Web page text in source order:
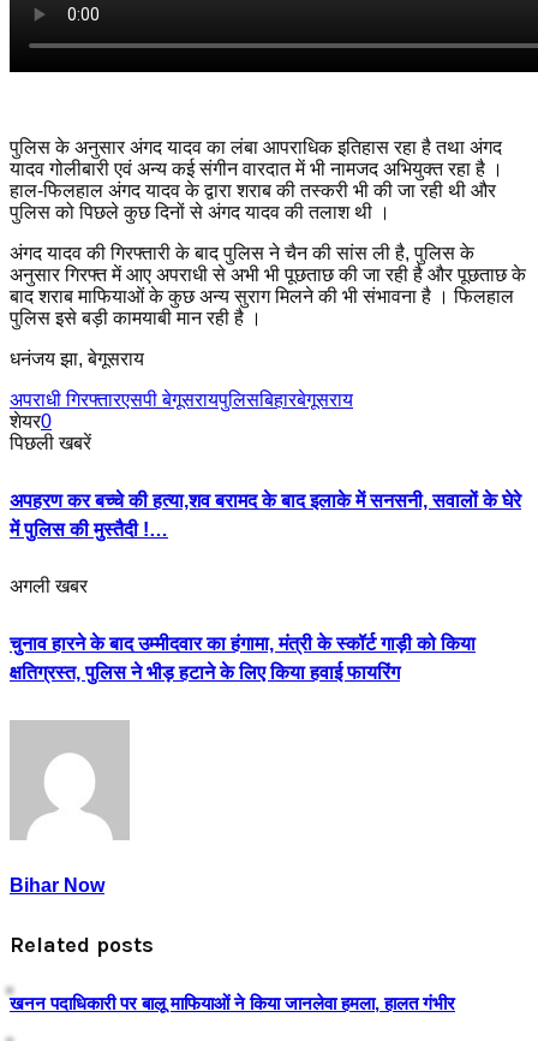
पुलिस के अनुसार अंगद यादव का लंबा आपराधिक इतिहास रहा है तथा अंगद
यादव गोलीबारी एवं अन्य कई संगीन वारदात में भी नामजद अभियुक्त रहा है ।
हाल-फिलहाल अंगद यादव के द्वारा शराब की तस्करी भी की जा रही थी और
पुलिस को पिछले कुछ दिनों से अंगद यादव की तलाश थी ।
अंगद यादव की गिरफ्तारी के बाद पुलिस ने चैन की सांस ली है, पुलिस के
अनुसार गिरफ्त में आए अपराधी से अभी भी पूछताछ की जा रही है और पूछताछ के
बाद शराब माफियाओं के कुछ अन्य सुराग मिलने की भी संभावना है । फिलहाल
पुलिस इसे बड़ी कामयाबी मान रही है ।
धनंजय झा, बेगूसराय
अपराधी गिरफ्तारएसपी बेगूसरायपुलिसबिहारबेगूसराय
शेयर0
पिछली खबरें
अपहरण कर बच्चे की हत्या,शव बरामद के बाद इलाके में सनसनी, सवालों के घेरे
में पुलिस की मुस्तैदी !…
अगली खबर
चुनाव हारने के बाद उम्मीदवार का हंगामा, मंत्री के स्कॉर्ट गाड़ी को किया
क्षतिग्रस्त, पुलिस ने भीड़ हटाने के लिए किया हवाई फायरिंग
Bihar Now
Related posts
खनन पदाधिकारी पर बालू माफियाओं ने किया जानलेवा हमला, हालत गंभीर